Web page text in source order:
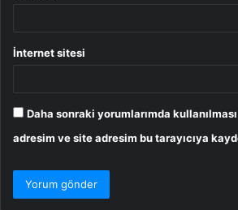
İnternet sitesi
Daha sonraki yorumlarımda
adresim ve site adresim bu tarayıcıya